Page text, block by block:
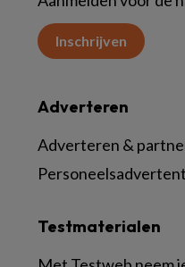
Inschrijven
Testmaterialen
Adverteren
Adverteren &